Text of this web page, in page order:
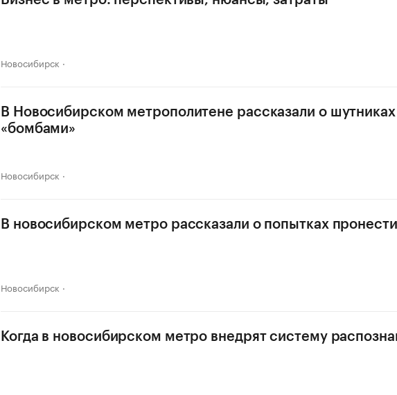
Новосибирск
В Новосибирском метрополитене рассказали о шутниках
«бомбами»
Новосибирск
В новосибирском метро рассказали о попытках
Новосибирск
Когда в новосибирском метро внедрят систему